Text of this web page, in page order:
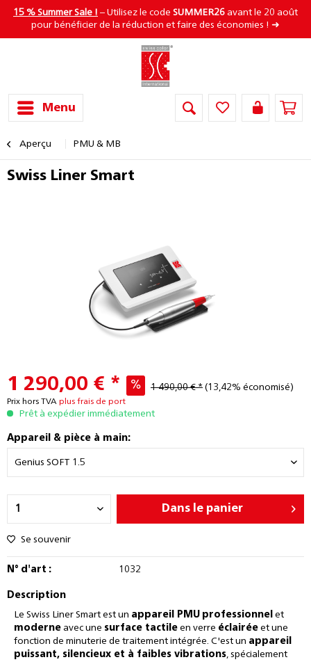
15 % Summer Sale ! – Utilisez le code SUMMER26 avant le 20 août
pour bénéficier de la réduction et faire des économies ! ➜
Menu
Aperçu PMU & MB
Swiss Liner Smart
1 290,00 € * 1 490,00 € * (13,42% économisé)
Prix hors TVA plus frais de port
Prêt à expédier immédiatement
Appareil & pièce à main:
Dans le panier
Se souvenir
N° d'art : 1032
Description
Le Swiss Liner Smart est un appareil PMU professionnel et
moderne avec une surface tactile en verre éclairée et une
fonction de minuterie de traitement intégrée. C'est un appareil
puissant, silencieux et à faibles vibrations, spécialement